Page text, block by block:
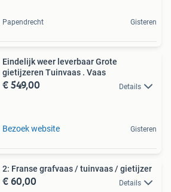
Papendrecht Gisteren
Eindelijk weer leverbaar Grote
gietijzeren Tuinvaas . Vaas
€ 549,00 Details
Bezoek website Gisteren
2: Franse grafvaas / tuinvaas / gietijzer
€ 60,00 Details